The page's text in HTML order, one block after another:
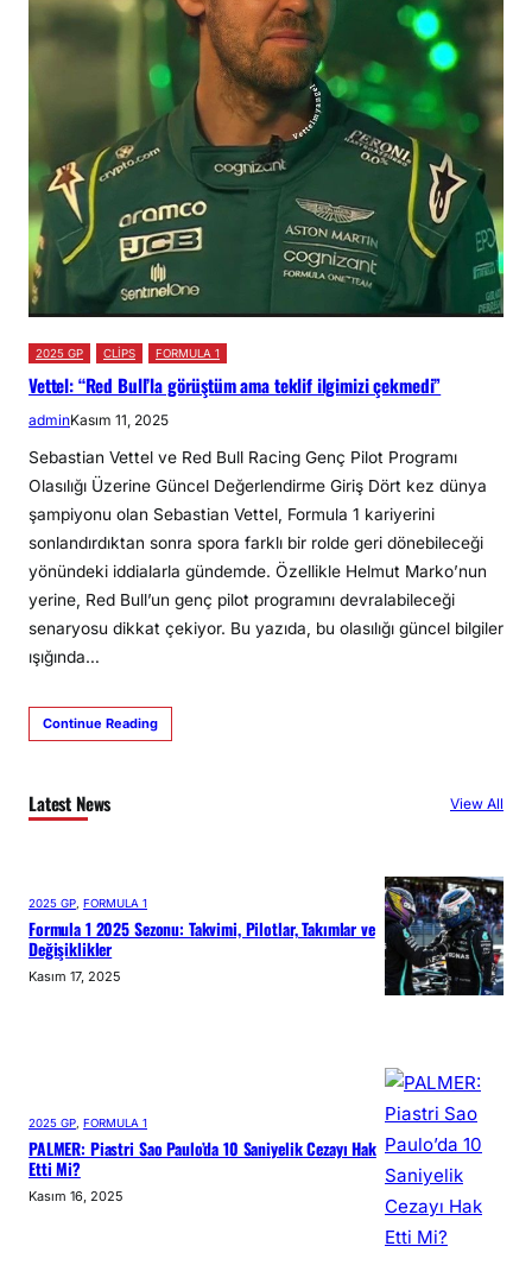
2025 GP CLİPS FORMULA 1
Vettel: “Red Bull’la görüştüm ama teklif ilgimizi çekmedi”
adminKasım 11, 2025
Sebastian Vettel ve Red Bull Racing Genç Pilot Programı
Olasılığı Üzerine Güncel Değerlendirme Giriş Dört kez dünya
şampiyonu olan Sebastian Vettel, Formula 1 kariyerini
sonlandırdıktan sonra spora farklı bir rolde geri dönebileceği
yönündeki iddialarla gündemde. Özellikle Helmut Marko’nun
yerine, Red Bull’un genç pilot programını devralabileceği
senaryosu dikkat çekiyor. Bu yazıda, bu olasılığı güncel bilgiler
ışığında…
Continue Reading
Latest News View All
2025 GP FORMULA 1
Formula 1 2025 Sezonu: Takvimi, Pilotlar, Takımlar ve
Değişiklikler
Kasım 17, 2025
2025 GP FORMULA 1
PALMER: Piastri Sao Paulo’da 10 Saniyelik Cezayı Hak
Etti Mi?
Kasım 16, 2025